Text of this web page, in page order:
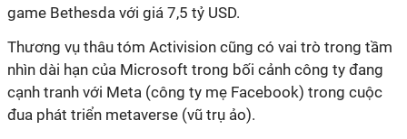
game Bethesda với giá 7,5 tỷ USD.
Thương vụ thâu tóm Activision cũng có vai trò trong tầm
nhìn dài hạn của Microsoft trong bối cảnh công ty đang
cạnh tranh với Meta (công ty mẹ Facebook) trong cuộc
đua phát triển metaverse (vũ trụ ảo).